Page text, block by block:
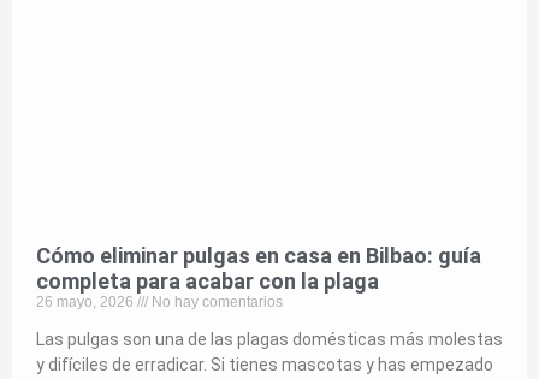
Cómo eliminar pulgas en casa en Bilbao: guía
completa para acabar con la plaga
26 mayo, 2026 No hay comentarios
Las pulgas son una de las plagas domésticas más molestas
y difíciles de erradicar. Si tienes mascotas y has empezado